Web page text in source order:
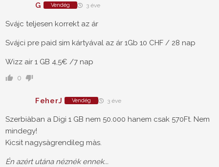
G Vendég 3 éve
Svájc teljesen korrekt az ár
Svájci pre paid sim kártyával az ár 1Gb 10 CHF / 28 nap
Wizz air 1 GB 4,5€ /7 nap
0
FeherJ Vendég 3 éve
Szerbiàban a Digi 1 GB nem 50.000 hanem csak 570Ft. Nem
mindegy!
Kicsit nagysàgrendileg màs.
Én azért utána néznék ennek...